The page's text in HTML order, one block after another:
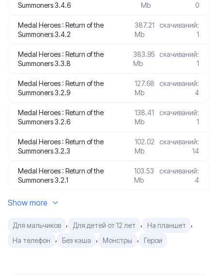
Summoners 3.4.6 Mb 0
Medal Heroes : Return of the
Summoners 3.4.2
387.21
Mb
скачиваний:
1
Medal Heroes : Return of the
Summoners 3.3.8
383.95
Mb
скачиваний:
1
Medal Heroes : Return of the
Summoners 3.2.9
127.68
Mb
скачиваний:
4
Medal Heroes : Return of the
Summoners 3.2.6
138.41
Mb
скачиваний:
1
Medal Heroes : Return of the
Summoners 3.2.3
102.02
Mb
скачиваний:
14
Medal Heroes : Return of the
Summoners 3.2.1
103.53
Mb
скачиваний:
4
Show more
Для мальчиков , Для детей от 12 лет , На планшет ,
На телефон , Без кэша , Монстры , Герои